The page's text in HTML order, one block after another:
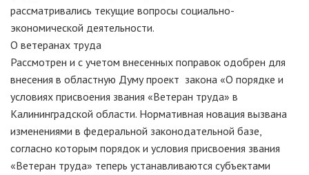
рассматривались текущие вопросы социально-
экономической деятельности.
О ветеранах труда
Рассмотрен и с учетом внесенных поправок одобрен для
внесения в областную Думу проект закона «О порядке и
условиях присвоения звания «Ветеран труда» в
Калининградской области. Нормативная новация вызвана
изменениями в федеральной законодательной базе,
согласно которым порядок и условия присвоения звания
«Ветеран труда» теперь устанавливаются субъектами